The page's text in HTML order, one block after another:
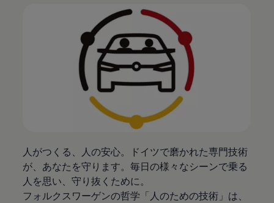
人がつくる、人の安心。ドイツで磨かれた専門技術
が、あなたを守ります。毎日の様々なシーンで乗る
人を思い、守り抜くために。
フォルクスワーゲンの哲学「人のための技術」は、